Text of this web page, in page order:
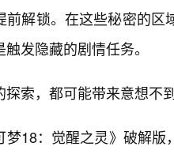
前解锁。在这些秘密的
发隐藏的剧情任务。
探索，都可能带来意想不
梦18：觉醒之灵》破解